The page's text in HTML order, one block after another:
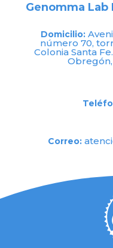
Genomma
Domicilio:
número 70,
Colonia Santa
Correo: